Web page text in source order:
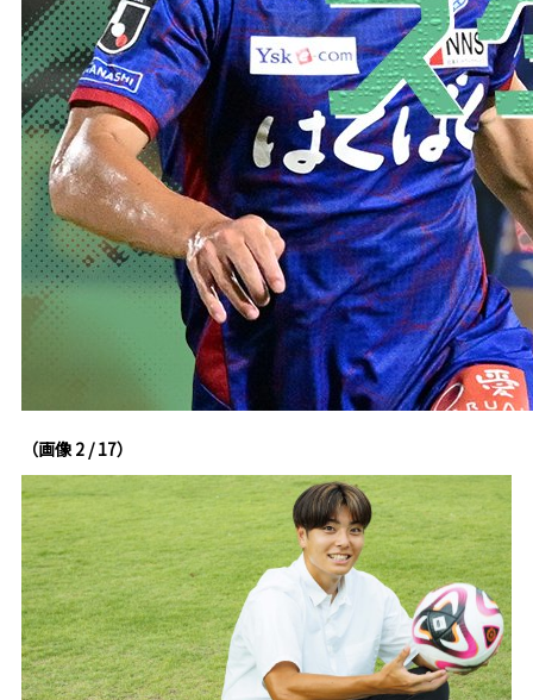
（画像 2 / 17）